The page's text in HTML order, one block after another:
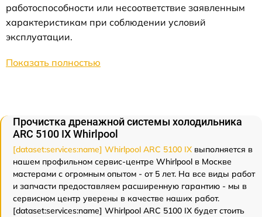
работоспособности или несоответствие заявленным
характеристикам при соблюдении условий
эксплуатации.
Показать полностью
Прочистка дренажной системы холодильника
ARC 5100 IX Whirlpool
[dataset:services:name] Whirlpool ARC 5100 IX выполняется в
нашем профильном сервис-центре Whirlpool в Москве
мастерами с огромным опытом - от 5 лет. На все виды работ
и запчасти предоставляем расширенную гарантию - мы в
сервисном центр уверены в качестве наших работ.
[dataset:services:name] Whirlpool ARC 5100 IX будет стоить